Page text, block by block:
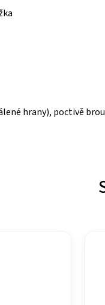
hrany), poctivě